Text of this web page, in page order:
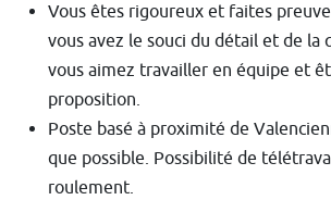
Vous êtes rigoureux et faites
vous avez le souci du détail et de la
vous aimez travailler en équipe et
proposition.
Poste basé à proximité de
que possible. Possibilité de
roulement.